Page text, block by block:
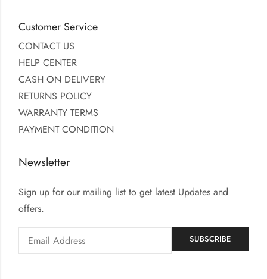
Customer Service
CONTACT US
HELP CENTER
CASH ON DELIVERY
RETURNS POLICY
WARRANTY TERMS
PAYMENT CONDITION
Newsletter
Sign up for our mailing list to get latest Updates and
offers.